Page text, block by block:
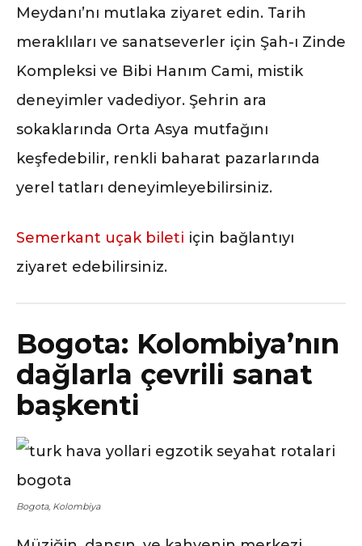
Meydanı’nı mutlaka ziyaret edin. Tarih
meraklıları ve sanatseverler için Şah-ı Zinde
Kompleksi ve Bibi Hanım Cami, mistik
deneyimler vadediyor. Şehrin ara
sokaklarında Orta Asya mutfağını
keşfedebilir, renkli baharat pazarlarında
yerel tatları deneyimleyebilirsiniz.
Semerkant uçak bileti için bağlantıyı
ziyaret edebilirsiniz.
Bogota: Kolombiya’nın
dağlarla çevrili sanat
başkenti
Bogota, Kolombiya